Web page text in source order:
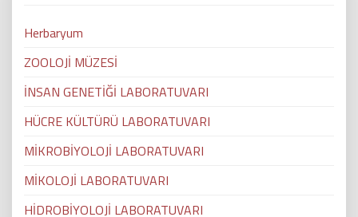
Herbaryum
ZOOLOJİ MÜZESİ
İNSAN GENETİĞİ LABORATUVARI
HÜCRE KÜLTÜRÜ LABORATUVARI
MİKROBİYOLOJİ LABORATUVARI
MİKOLOJİ LABORATUVARI
HİDROBİYOLOJİ LABORATUVARI